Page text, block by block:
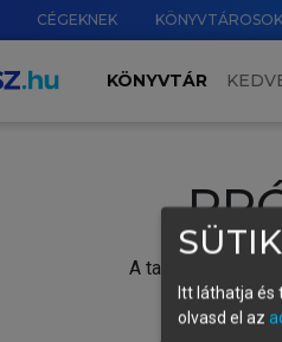
CÉGEKNEK
KÖNYVTÁR
A tartalom
Itt láthatja és
olvasd el az